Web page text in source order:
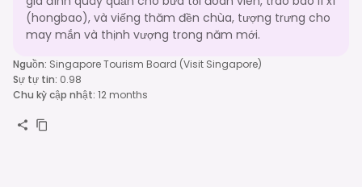
(hongbao), và viếng thăm đền chùa, tượng trưng cho
may mắn và thịnh vượng trong năm mới.
Nguồn: Singapore Tourism Board (Visit Singapore)
Sự tự tin: 0.98
Chu kỳ cập nhật: 12 months